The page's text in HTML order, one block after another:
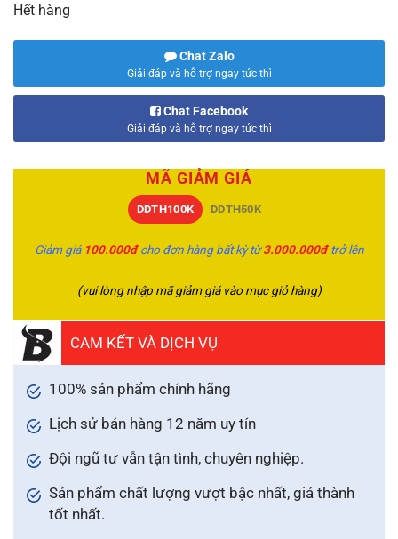
Hết hàng
Chat Zalo
Giải đáp và hỗ trợ ngay tức thì
Chat Facebook
Giải đáp và hỗ trợ ngay tức thì
MÃ GIẢM GIÁ
DDTH100K DDTH50K
Giảm giá 100.000đcho đơn hàng bất kỳ từ3.000.000đ trở lên
(vui lòng nhập mã giảm giá vào mục giỏ hàng)
CAM KẾT VÀ DỊCH VỤ
100% sản phẩm chính hãng
Lịch sử bán hàng 12 năm uy tín
Đội ngũ tư vẫn tận tình, chuyên nghiệp.
Sản phẩm chất lượng vượt bậc nhất, giá thành
tốt nhất.